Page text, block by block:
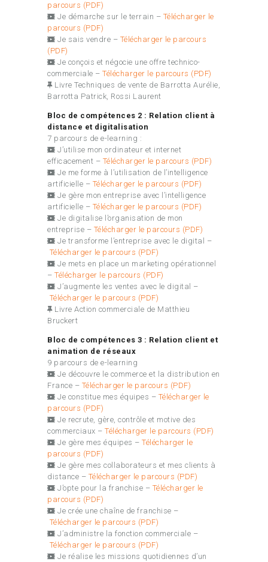
parcours (PDF)
Je démarche sur le terrain – Télécharger le
parcours (PDF)
Je sais vendre – Télécharger le parcours
(PDF)
Je conçois et négocie une offre technico-
commerciale – Télécharger le parcours (PDF)
Livre Techniques de vente de Barrotta Aurélie,
Barrotta Patrick, Rossi Laurent
Bloc de compétences 2 : Relation client à
distance et digitalisation
7 parcours de e-learning :
J’utilise mon ordinateur et internet
efficacement – Télécharger le parcours (PDF)
Je me forme à l’utilisation de l’intelligence
artificielle – Télécharger le parcours (PDF)
Je gère mon entreprise avec l’intelligence
artificielle – Télécharger le parcours (PDF)
Je digitalise l’organisation de mon
entreprise – Télécharger le parcours (PDF)
Je transforme l’entreprise avec le digital –
Télécharger le parcours (PDF)
Je mets en place un marketing opérationnel
– Télécharger le parcours (PDF)
J’augmente les ventes avec le digital –
Télécharger le parcours (PDF)
Livre Action commerciale de Matthieu
Bruckert
Bloc de compétences 3 : Relation client et
animation de réseaux
9 parcours de e-learning
Je découvre le commerce et la distribution en
France – Télécharger le parcours (PDF)
Je constitue mes équipes – Télécharger le
parcours (PDF)
Je recrute, gère, contrôle et motive des
commerciaux – Télécharger le parcours (PDF)
Je gère mes équipes – Télécharger le
parcours (PDF)
Je gère mes collaborateurs et mes clients à
distance – Télécharger le parcours (PDF)
J’opte pour la franchise – Télécharger le
parcours (PDF)
Je crée une chaîne de franchise –
Télécharger le parcours (PDF)
J’administre la fonction commerciale –
Télécharger le parcours (PDF)
Je réalise les missions quotidiennes d’un